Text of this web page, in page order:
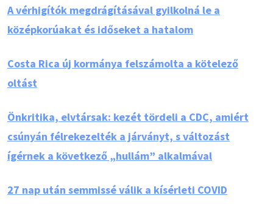
A vérhigítók megdrágításával gyilkolná le a
középkorúakat és időseket a hatalom
Costa Rica új kormánya felszámolta a kötelező
oltást
Önkritika, elvtársak: kezét tördeli a CDC, amiért
csúnyán félrekezelték a járványt, s változást
ígérnek a következő „hullám” alkalmával
27 nap után semmissé válik a kísérleti COVID